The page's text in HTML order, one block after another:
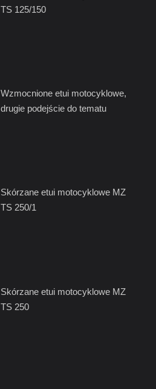
TS 125/150
Wzmocnione etui motocyklowe,
drugie podejście do tematu
Skórzane etui motocyklowe MZ
TS 250/1
Skórzane etui motocyklowe MZ
TS 250